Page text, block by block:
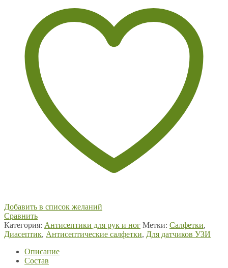
Добавить в список желаний
Сравнить
Категория: Антисептики для рук и ног Метки: Салфетки,
Диасептик, Антисептические салфетки, Для датчиков УЗИ
Описание
Состав